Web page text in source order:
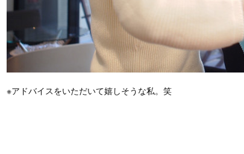
※アドバイスをいただいて嬉しそうな私。笑